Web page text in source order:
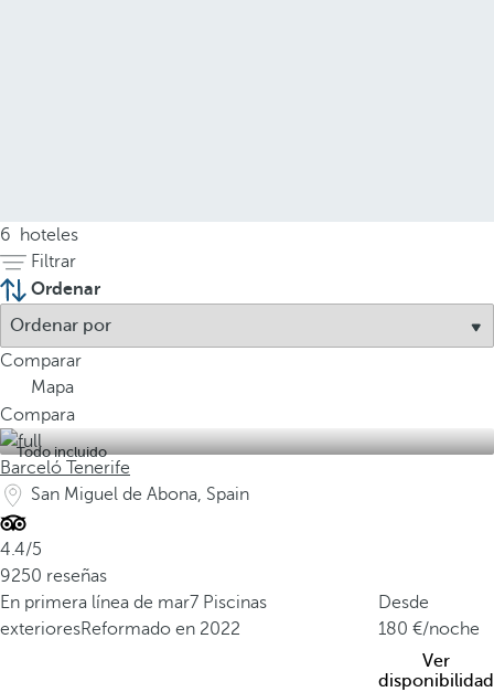
6
hoteles
Filtrar
Ordenar
Comparar
Mapa
Compara
Todo incluido
Barceló Tenerife
San Miguel de Abona, Spain
4.4/5
9250 reseñas
En primera línea de mar7 Piscinas
exterioresReformado en 2022
Desde
180
/noche
Ver
disponibilidad